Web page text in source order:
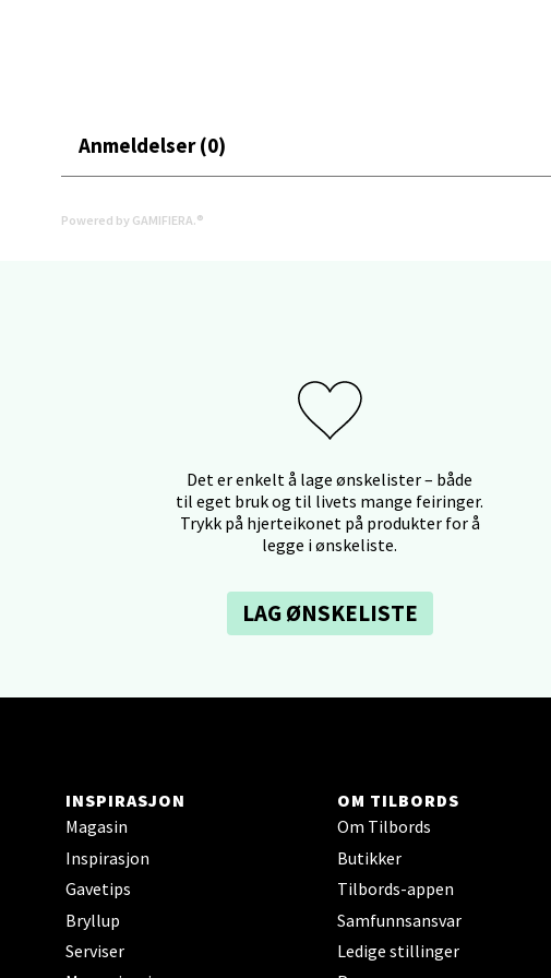
Anmeldelser (0)
Powered by GAMIFIERA.®
Det er enkelt å lage ønskelister – både
til eget bruk og til livets mange feiringer.
Trykk på hjerteikonet på produkter for å
legge i ønskeliste.
LAG ØNSKELISTE
INSPIRASJON
Magasin
Inspirasjon
Gavetips
Bryllup
Serviser
OM TILBORDS
Om Tilbords
Butikker
Tilbords-appen
Samfunnsansvar
Ledige stillinger
Bergen -
Laguneveien
Åpent i dag 10-
Åpent i dag 09-
Åpent i dag 10-